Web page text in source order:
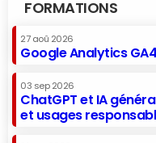
FORMATIONS
27 aoû 2026
Google Analytics GA4
03 sep 2026
ChatGPT et IA
et usages